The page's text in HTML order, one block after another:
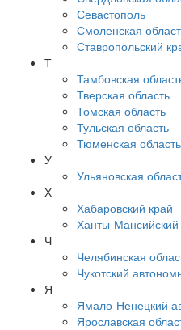
Севастополь
Смоленская
Ставропольский
Т
Тамбовская
Тверская область
Томская область
Тульская область
Тюменская область
У
Ульяновская
Х
Хабаровский край
Ханты-Мансийский
Ч
Челябинская
Чукотский
Я
Ямало-Ненецкий
Ярославская